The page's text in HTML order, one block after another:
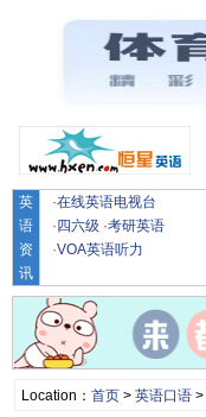
英
语
资
讯
·在线英语电视台
· 四六级 ·考研英语
·VOA英语听力
Location： 首页> 英语口语>